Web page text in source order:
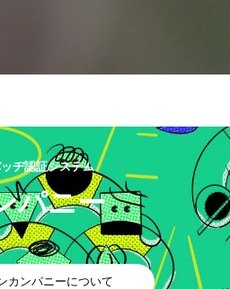
ヂ認証システム
パニー
カンパニーについて